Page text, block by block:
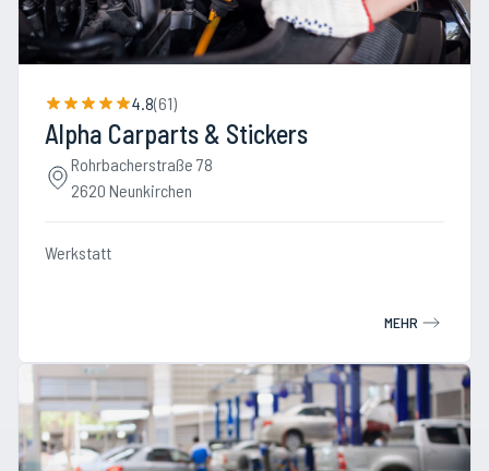
4.8(61)
Alpha Carparts & Stickers
Rohrbacherstraße 78
2620 Neunkirchen
Werkstatt
MEHR